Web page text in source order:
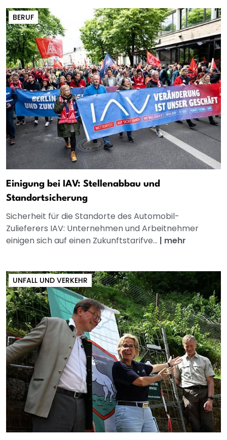
BERUF
Einigung bei IAV: Stellenabbau und
Standortsicherung
Sicherheit für die Standorte des Automobil-
Zulieferers IAV: Unternehmen und Arbeitnehmer
einigen sich auf einen Zukunftstarifve... | mehr
UNFALL UND VERKEHR